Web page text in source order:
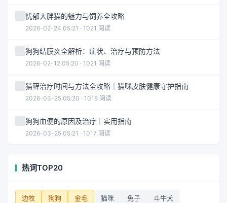
忧郁大胖猫的魅力与饲养全攻略
2026-02-24 05:21 · 1021 阅读
狗狗结膜炎全解析：症状、治疗与预防方法
2026-02-12 05:20 · 1021 阅读
猫藓治疗时间与方法全攻略｜猫咪皮肤健康守护指南
2026-03-25 05:20 · 1018 阅读
狗狗血便的原因及治疗｜实用指南
2026-03-25 05:21 · 1017 阅读
热词TOP20
边牧 狗狗 金毛 猫咪 兔子 斗牛犬